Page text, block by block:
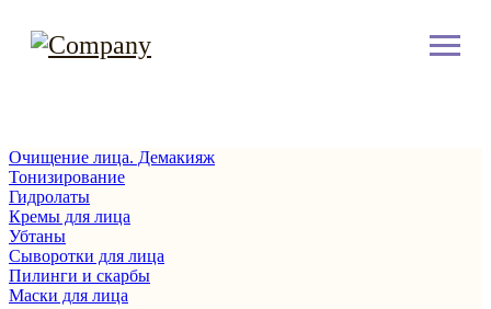
Очищение лица. Демакияж
Тонизирование
Гидролаты
Кремы для лица
Убтаны
Сыворотки для лица
Пилинги и скарбы
Маски для лица